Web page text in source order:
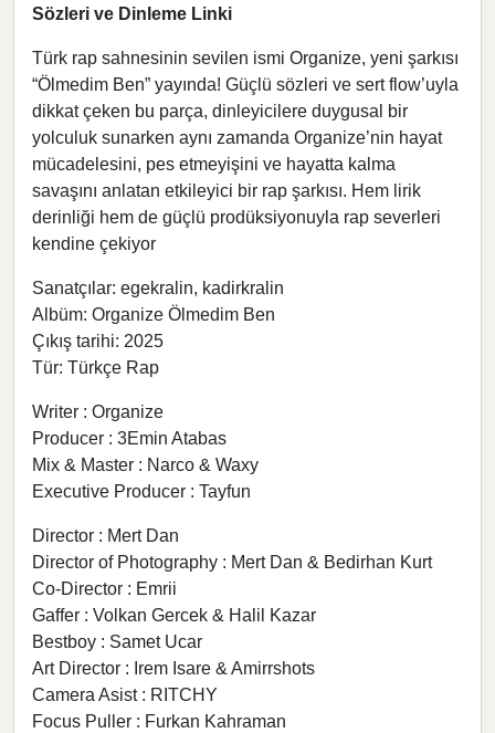
Sözleri ve Dinleme Linki
Türk rap sahnesinin sevilen ismi Organize, yeni şarkısı
“Ölmedim Ben” yayında! Güçlü sözleri ve sert flow’uyla
dikkat çeken bu parça, dinleyicilere duygusal bir
yolculuk sunarken aynı zamanda Organize’nin hayat
mücadelesini, pes etmeyişini ve hayatta kalma
savaşını anlatan etkileyici bir rap şarkısı. Hem lirik
derinliği hem de güçlü prodüksiyonuyla rap severleri
kendine çekiyor
Sanatçılar: egekralin, kadirkralin
Albüm: Organize Ölmedim Ben
Çıkış tarihi: 2025
Tür: Türkçe Rap
Writer : Organize
Producer : 3Emin Atabas
Mix & Master : Narco & Waxy
Executive Producer : Tayfun
Director : Mert Dan
Director of Photography : Mert Dan & Bedirhan Kurt
Co-Director : Emrii
Gaffer : Volkan Gercek & Halil Kazar
Bestboy : Samet Ucar
Art Director : Irem Isare & Amirrshots
Camera Asist : RITCHY
Focus Puller : Furkan Kahraman